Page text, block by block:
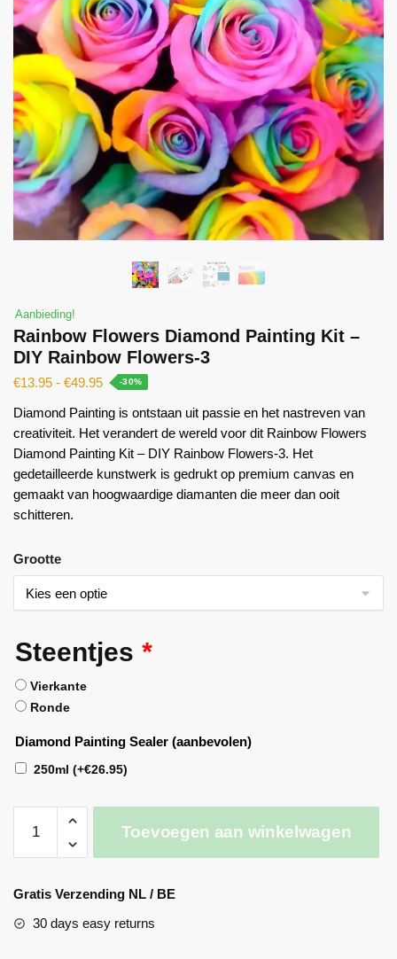
Aanbieding!
Rainbow Flowers Diamond Painting Kit –
DIY Rainbow Flowers-3
€13.95 - €49.95 -30%
Diamond Painting is ontstaan ​​uit passie en het nastreven van
creativiteit. Het verandert de wereld voor dit Rainbow Flowers
Diamond Painting Kit – DIY Rainbow Flowers-3. Het
gedetailleerde kunstwerk is gedrukt op premium canvas en
gemaakt van hoogwaardige diamanten die meer dan ooit
schitteren.
Grootte
Steentjes *
Vierkante
Ronde
Diamond Painting Sealer (aanbevolen)
250ml (+€26.95)
Toevoegen aan winkelwagen
l
e
Gratis Verzending NL / BE
30 days easy returns